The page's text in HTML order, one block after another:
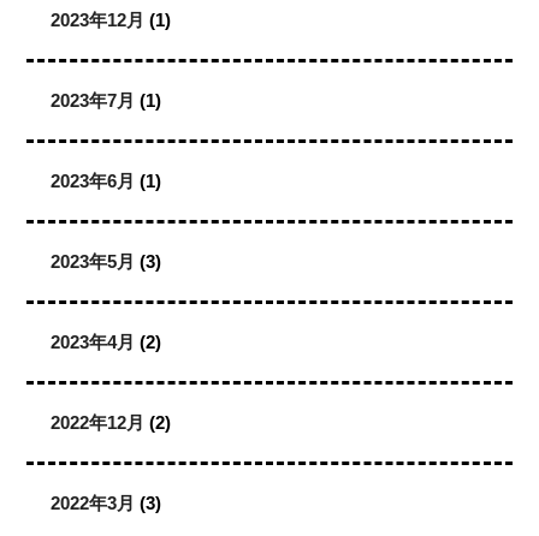
2023年12月 (1)
2023年7月 (1)
2023年6月 (1)
2023年5月 (3)
2023年4月 (2)
2022年12月 (2)
2022年3月 (3)